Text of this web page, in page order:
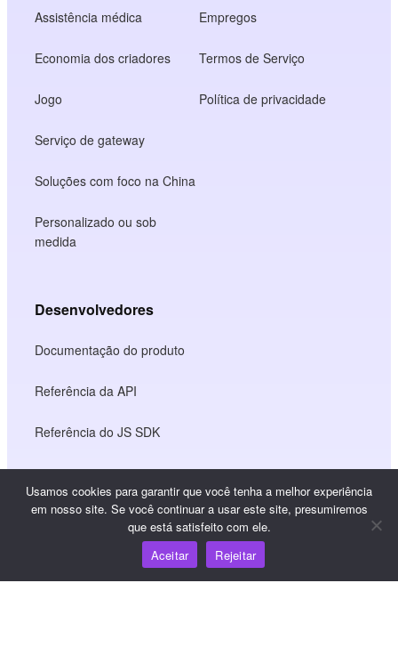
Assistência médica
Economia dos criadores
Jogo
Serviço de gateway
Soluções com foco na China
Personalizado ou sob
medida
Empregos
Termos de Serviço
Política de privacidade
Desenvolvedores
Documentação do produto
Referência da API
Referência do JS SDK
Recursos
Centro de conhecimento
Preços
Usamos cookies para garantir que você tenha a melhor experiência
em nosso site. Se você continuar a usar este site, presumiremos
que está satisfeito com ele.
Aceitar
Rejeitar